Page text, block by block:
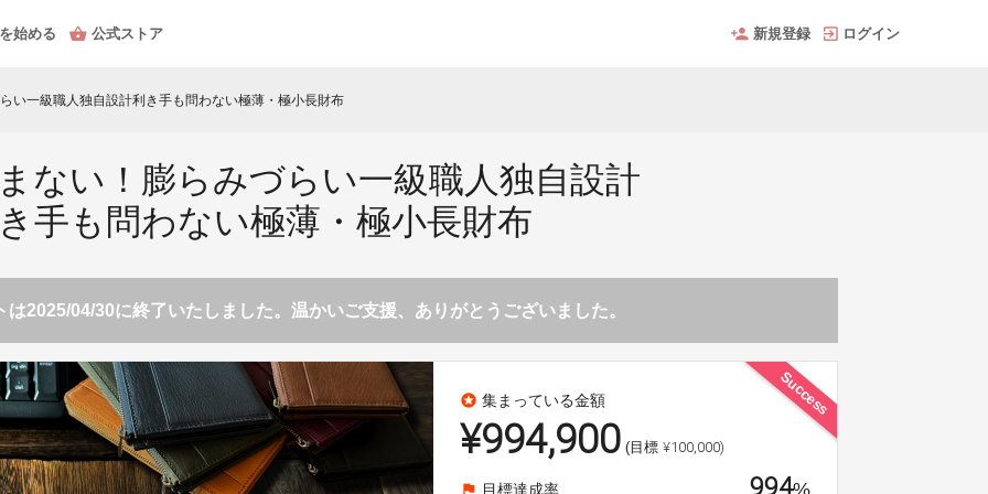
始める 公式ストア 新規登録 ログイン
い一級職人独自設計利き手も問わない極薄・極小長財布
ない！膨らみづらい一級職人独自設計
手も問わない極薄・極小長財布
は2025/04/30に終了いたしました。温かいご支援、ありがとうございました。
Success
stars 集まっている金額
¥994,900 (目標 ¥100,000)
flag 目標達成率 994%